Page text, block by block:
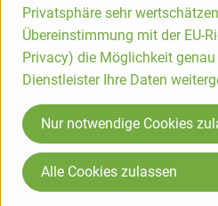
Wissenswert:
Die Schoten werden traditionell
inklusive Kerne und Stielansatz
nicht mitgegessen). Typisch für
„Roulette-Effekt“: Die meisten
überraschend scharf sein –
Produktinformationen
Privatsphäre sehr
Übereinstimmung mit der EU-
Privacy) die Möglichkeit
Dienstleister Ihre Daten
Nur notwendige Cookies
Alle Cookies zulassen